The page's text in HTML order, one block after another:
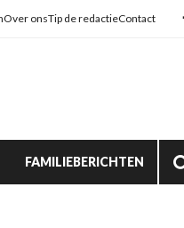
Over onsTip de redactieContact
FAMILIEBERICHTEN